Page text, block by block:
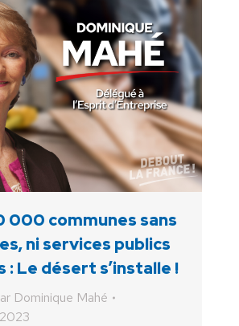
000 communes sans
ni services publics
: Le désert s’installe !
Dominique Mahé